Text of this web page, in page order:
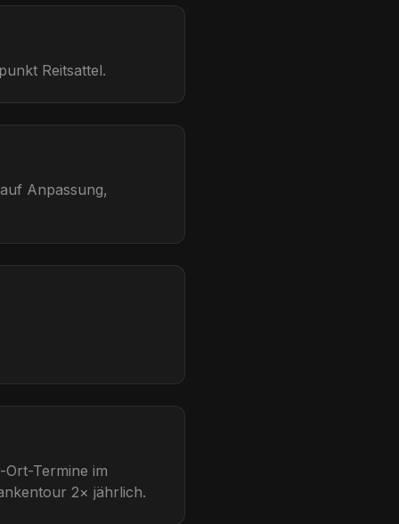
Reitsattel.
Anpassung,
Termine im
2× jährlich.